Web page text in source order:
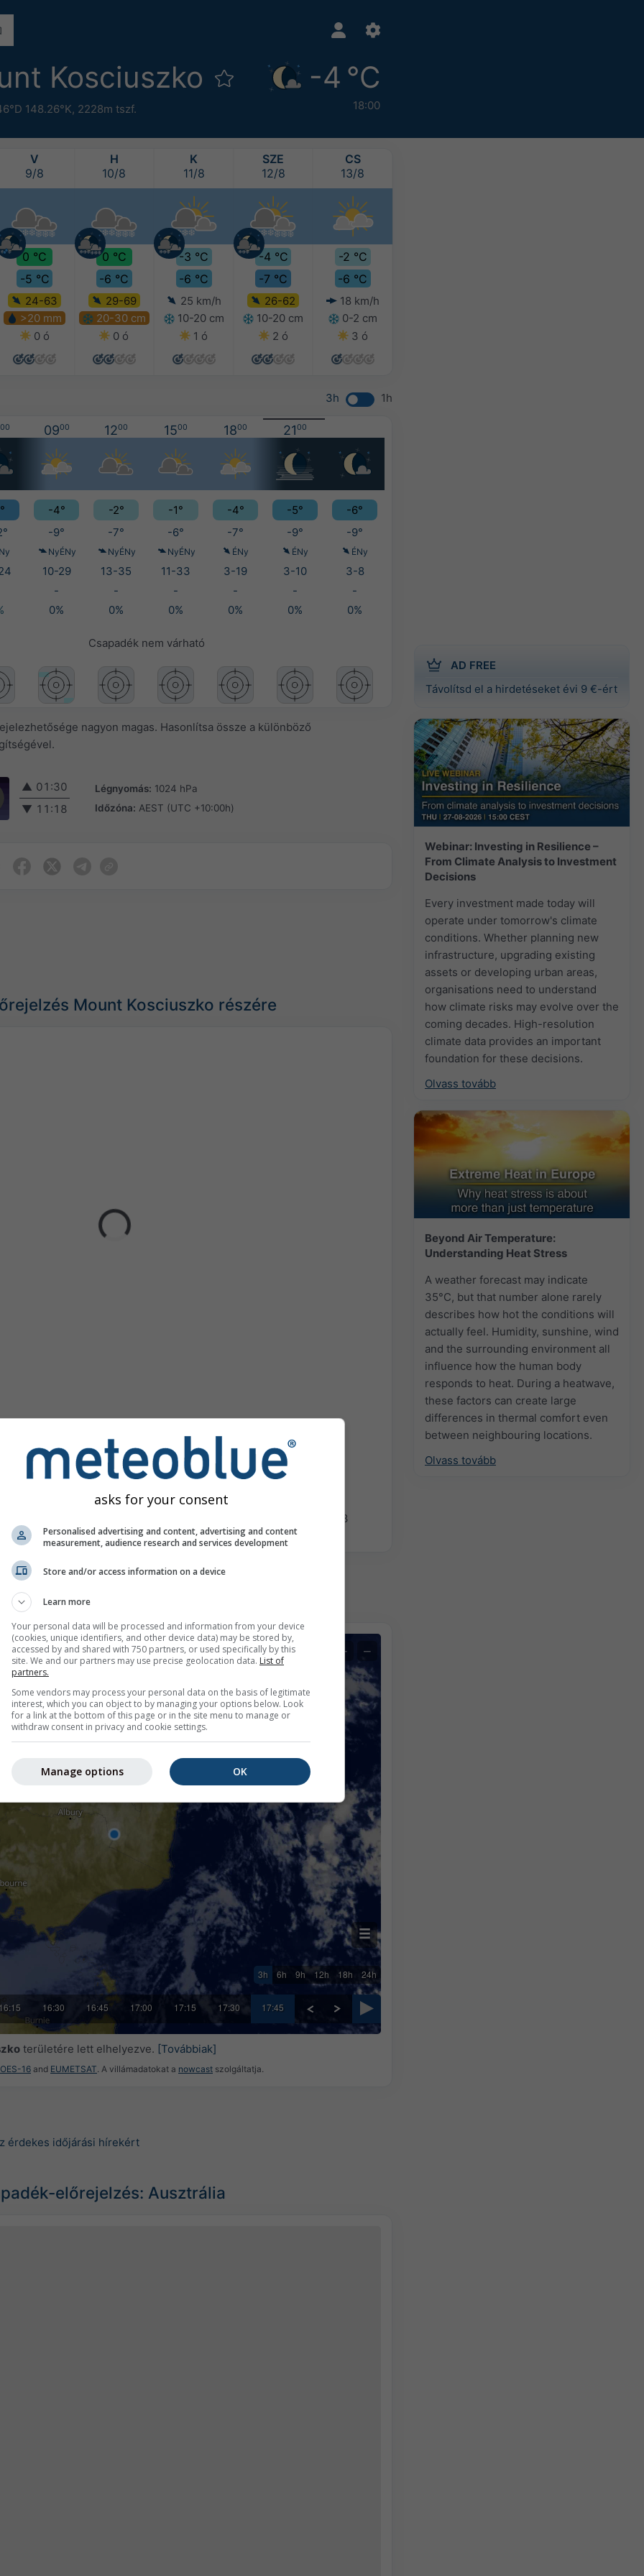
Kosciuszko
148.26°K, 2228m tszf.
-4 °C
18:00
AD FREE
Távolítsd el a hirdetéseket évi 9 €-ért
Webinar: Investing in Resilience –
From Climate Analysis to Investment
Decisions
Every investment made today will
operate under tomorrow's climate
conditions. Whether planning new
infrastructure, upgrading existing
assets or developing urban areas,
organisations need to understand
how climate risks may evolve over the
coming decades. High-resolution
climate data provides an important
foundation for these decisions.
Olvass tovább
Beyond Air Temperature:
Understanding Heat Stress
A weather forecast may indicate
35°C, but that number alone rarely
describes how hot the conditions will
actually feel. Humidity, sunshine, wind
and the surrounding environment all
influence how the human body
responds to heat. During a heatwave,
these factors can create large
differences in thermal comfort even
between neighbouring locations.
Olvass tovább
V
9/8
0 °C
-5 °C
24-63
>20 mm
0 ó
H
10/8
0 °C
-6 °C
29-69
20-30 cm
0 ó
K
11/8
-3 °C
-6 °C
25 km/h
10-20 cm
1 ó
SZE
12/8
-4 °C
-7 °C
26-62
10-20 cm
2 ó
CS
13/8
-2 °C
-6 °C
18 km/h
0-2 cm
3 ó
3h 1h
00 0900 1200 1500 1800 2100
-4° -2° -1° -4° -5°
-6°
-9° -7° -6° -7° -9° -9°
NyÉNy NyÉNy NyÉNy ÉNy ÉNy ÉNy
10-29 13-35 11-33 3-19 3-10
3-8
- - - - -
-
0% 0% 0% 0% 0% 0%
Csapadék nem várható
nagyon magas. Hasonlítsa össze a különböző
▲ 01:30
▼ 11:18
Légnyomás: 1024 hPa
Időzóna: AEST (UTC +10:00h)
Mount Kosciuszko részére
vonatkozó 5 napos meteogramunk minden időjárási információt 3
[Továbbiak]
Ausztrália
3h 6h 9h 12h 18h 24h
16:15 16:30 16:45 17:00 17:15 17:30 17:45
+ −
területére lett elhelyezve. [Továbbiak]
16 and EUMETSAT. A villámadatokat a nowcast szolgáltatja.
érdekes időjárási hírekért
előrejelzés: Ausztrália
asks for your consent
Personalised advertising and content, advertising and content
measurement, audience research and services development
Store and/or access information on a device
Learn more
Your personal data will be processed and information from your device
(cookies, unique identifiers, and other device data) may be stored by,
accessed by and shared with 750 partners, or used specifically by this
site. We and our partners may use precise geolocation data. List of
partners.
Some vendors may process your personal data on the basis of legitimate
interest, which you can object to by managing your options below. Look
for a link at the bottom of this page or in the site menu to manage or
withdraw consent in privacy and cookie settings.
OK
Manage options